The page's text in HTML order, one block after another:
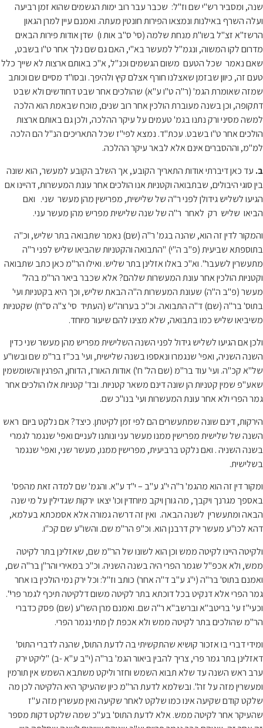
שנה, ומסביר רש"י שם וז"ל: שכבר עבר רוב ימות הגשמים שהוא זמן רביעה
ועלה השרף באילנות ונמצאו הפירות חונטין מעתה. ואמנם עיין למרן הגאון
הרשז"א זצ"ל בשו"ת מנחת שלמה (סי' ס"ב אות ו) שדן אודות פירות הבאים
מדרום לקו המשוה, ונגמ"ל למעשר בא"י, האם גם שם נלך אחר ט"ו בשבט,
שאם נאמר שכל הטעם משום הגשמים וכנ"ל, א"כ באותם ארצות לא שייך כלל
טעם זה, כיוון שבזמן שאצלנו חורף אצלם קיץ ולהיפך. ובסו"ד מסיים שם וכותב
שמזה שאומרת הגמ' (ר"ה ט"ו ע"א) שהולכים אחר שבט דחודשים ולא שבט
דתקופה, וכן בשנה מעוברת הולכין אחר רוב שנים, מוכח שבאמת הוא הלכה
למשה מסיני ורק נתנו בגמ' טעמים על עיקר ההלכה, ולכן גם באותם ארצות
הולכים אחר ט"ו בשבט. עכת"ד. נמצא לפי"ז שכל התאריכים הנ"ל הם הלכה
למ"מ, וההסברים אינם אלא לבאר עיקר ההלכה.
ב. עד כאן דיברתי אודות התאריך הקובע, אך השלב הקובע למעשר, הוא שונה
בין סוגי היבולים, שבתבואה וקטניות אנו הולכים אחר עונת המעשרות, דהיינו אם
הגיעו לשליש גידולן לפני ר"ה של שלישית, מפרישין מהן מעשר שני. ואם
הביאו שליש רק לאחר ר"ה של שנה שלישית מפריש מהן מעשר עני.
והמקור לדין זה הוא, שהנה בגמ' ר"ה (שם) נאמר שתבואה בתר שליש, וכ"ה
בתוספתא שביעית (פ"ב ה"י) "התבואה והקטניות שהביאו שליש לפני ר"ה
מתעשרין לשעבר". וא"כ באלו אזלינן בתר שליש. ואילו הר"מ כאן כתב שתבואה
וקטניות הולכין אחר עונת המעשרות שלהם? אלא שכבר ביאר הר"מ בהל'
מעשר (פ"ב ה"ה) שעונת המעשרות ה"ה הבאת שליש, וכך היא בקטניות ועי'
בתוס' בר"ה (שם) ד"ה התבואה. וכ"כ בערוה"ש (העתיד סי' צ"ה ס"ח) שקטניות
משיביאו שליש כמו בתבואה, שלא מצינו להם שיעור מיוחד.
ולכן אם הגיעו לשליש גידול לפני השנה השלישית מפריש מהן מעשר שני כדין
השנה השניה, ואפי' שנגמרו ונאספו בשנה שלישית, ועי' בכ"ז בר"מ שם ובשו"ע
של"א קכ"ה. ועי' עוד בר"מ (שם הל' ח') אודות האורז, הדוחן, הפרגין והשומשמין
שאע"פ שמין קטניות הן שונה דינם משאר קטניות. ובד' קטניות אלו הולכים אחר
גמר הפרי ולא אחר עונת המעשרות ועי' בנו"כ שם.
הירקות, דינם שונה שמתעשרים הם לפי זמן לקיטתן. כיצד? אם נלקט ביום ראש
השנה של שלישית מפרישין ממנו מעשר עני ונותנו לעניים ואפי' שנגמר לגמרי
בשנה השניה . ואם נלקט ברביעית, מפרישין ממנו, מעשר שני, ואפי' שנגמר
בשלישית.
ומקור דין זה הוא מהגמ' ר"ה י"ג ע"ב – י"ד ע"א. והגמ' שם למדה זאת מהפס'
באספך מגרנך ויקבך, מה גורן ויקב מיוחדין וכו' יצאו ירקות שגדילין על מי שנה
הבאה ומתעשרין לשנה הבאה. ואין זה דרשה גמורה אלא אסמכתא בעלמא,
דהא לכו"ע מעשר ירק דרבנן הוא. וכ"פ הר"מ שם. והשו"ע שם קכ"ו.
ולקיטה היינו לקיטה ממש וכן הוא לשונו של הר"מ שם, שאזלינן בתר לקיטה
ממש, ולא אכפ"ל שגמר הפרי היה בשנה השניה. וכ"כ במאירי והר"ן בר"ה שם,
ואמנם בתוס' בר"ה (י"ג ע"ב ד"ה אחר) כותב וז"ל: וכל ירק נמי הולכין בו אחר
גמר הפרי אלא דנקיט בכל דוכתא בתר לקיטה משום דלקיטה תיכף לגמר פרי".
וכעי"ז עי' בריטב"א וברשב"א ר"ה שם. ואמנם מרן השו"ע (שם) פסק כדברי
הר"מ שהולכים בתר לקיטה ממש ולא אכפת לן מתי נגמר הפרי.
ומידי דברי בו אזכור קושיא שהתקשיתי בה לדעת התוס', שהנה לדברי התוס'
דאזלינן בתר גמר פרי, צריך להבין ביאור הגמ' בר"ה (י"ב ע"א -ב) "ליקט ירק
ערב ראש השנה עד שלא תבוא השמש וחזר וליקט משתבא השמש אין תורמין
ומעשרין מזה על זה". ובשלמא לדעת הר"מ כיון שהעיקר היא הלקיטה לכן מה
שלקט קודם שקיעה אינו כמו שלקט לאחר שקיעה ואין מעשרין מזה ע"ז
שהעיקר אחר לקיטה ממש. אלא לדעת התוס' בע"כ שמה שלקט דקות מספר